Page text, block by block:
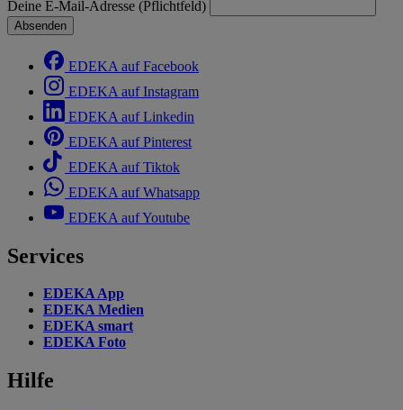
Deine E-Mail-Adresse (Pflichtfeld)
Absenden
EDEKA auf Facebook
EDEKA auf Instagram
EDEKA auf Linkedin
EDEKA auf Pinterest
EDEKA auf Tiktok
EDEKA auf Whatsapp
EDEKA auf Youtube
Services
EDEKA App
EDEKA Medien
EDEKA smart
EDEKA Foto
Hilfe